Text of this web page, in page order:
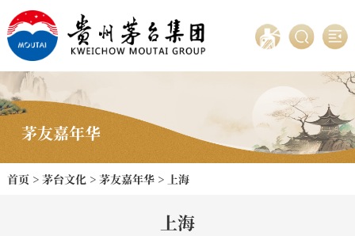
茅友嘉年华
首页> 茅台文化> 茅友嘉年华> 上海
上海